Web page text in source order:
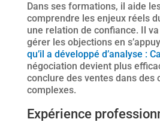
Dans ses formations, il aide
comprendre les enjeux réels
une relation de confiance. Il
gérer les objections en
qu’il a développé d’analyse :
négociation devient plus
conclure des ventes dans des
complexes.
Expérience